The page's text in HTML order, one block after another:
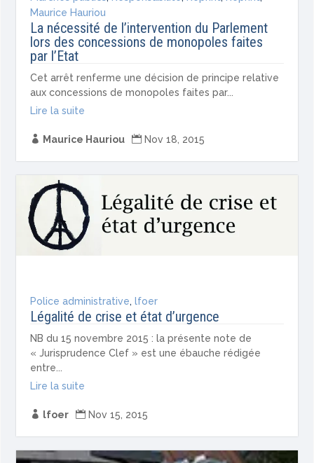
Maurice Hauriou
La nécessité de l’intervention du Parlement
lors des concessions de monopoles faites
par l’Etat
Cet arrêt renferme une décision de principe relative
aux concessions de monopoles faites par...
Lire la suite
 Maurice Hauriou  Nov 18, 2015
Police administrative, lfoer
Légalité de crise et état d’urgence
NB du 15 novembre 2015 : la présente note de
« Jurisprudence Clef » est une ébauche rédigée
entre...
Lire la suite
 lfoer  Nov 15, 2015